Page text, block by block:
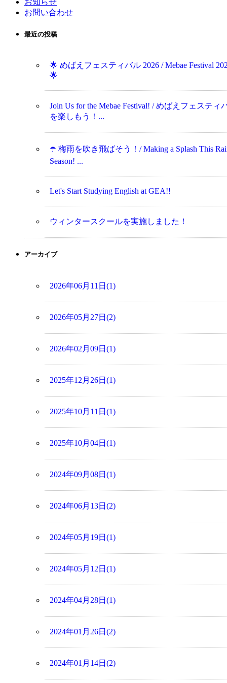
お問い合わせ
最近の投稿
🌟 めばえフェスティバル 2026 / Mebae Festival
🌟
Join Us for the Mebae Festival! / めばえフェスティ
を楽しもう！...
☂️ 梅雨を吹き飛ばそう！/ Making a Splash This
Season! ...
Let's Start Studying English at GEA!!
ウィンタースクールを実施しました！
アーカイブ
2026年06月11日(1)
2026年05月27日(2)
2026年02月09日(1)
2025年12月26日(1)
2025年10月11日(1)
2025年10月04日(1)
2024年09月08日(1)
2024年06月13日(2)
2024年05月19日(1)
2024年05月12日(1)
2024年04月28日(1)
2024年01月26日(2)
2024年01月14日(2)